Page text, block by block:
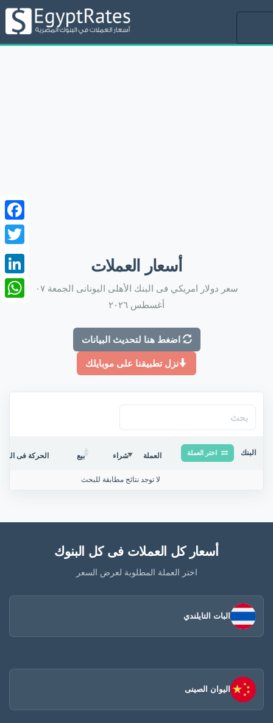
أسعار العملات
سعر دولار امريكي فى البنك الأهلى اليونانى الجمعة ٠٧
أغسطس ٢٠٢٦
اضغط هنا لتحديث البيانات
نزل تطبيقنا على موبايلك
البنك اختر العملة العملة شراء بيع الحركة فى
لا توجد نتائج مطابقة للبحث
أسعار كل العملات فى كل البنوك
اختر العملة المطلوبة لعرض السعر
البات التايلندي
اليوان الصينى​